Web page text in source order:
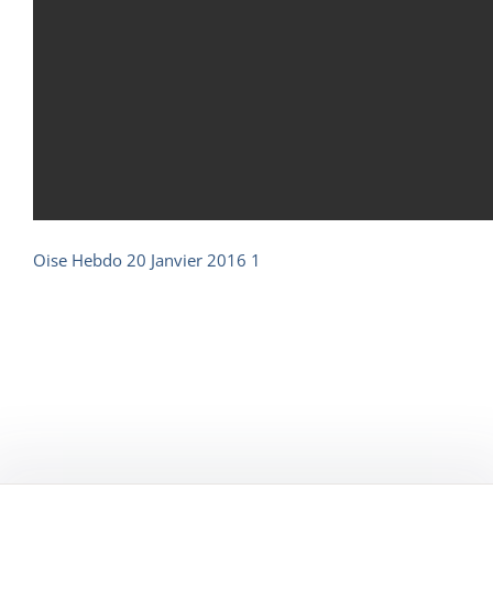
Oise Hebdo 20 Janvier 2016 1